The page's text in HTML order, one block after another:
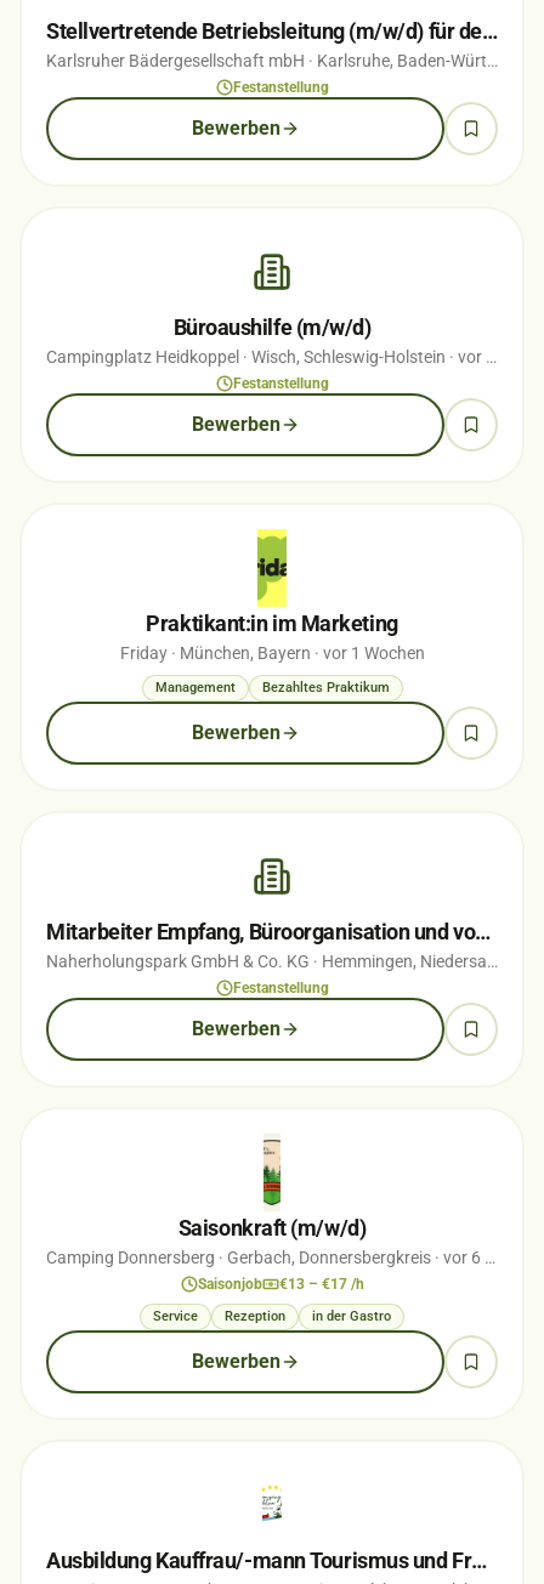
Stellvertretende Betriebsleitung (m/w/d) für den Campingplatz Durlach
Karlsruher Bädergesellschaft mbH · Karlsruhe, Baden-Württemberg
Festanstellung
Bewerben
Büroaushilfe (m/w/d)
Campingplatz Heidkoppel · Wisch, Schleswig-Holstein · vor 1 Wochen
Festanstellung
Bewerben
Praktikant:in im Marketing
Friday· München, Bayern · vor 1 Wochen
Management Bezahltes Praktikum
Bewerben
Mitarbeiter Empfang, Büroorganisation und vorbereitende Buchhaltung (m/w/d)
Naherholungspark GmbH & Co. KG · Hemmingen, Niedersachsen
Festanstellung
Bewerben
Saisonkraft (m/w/d)
Camping Donnersberg · Gerbach, Donnersbergkreis · vor 6 Monaten
Saisonjob €13 – €17 /h
Service Rezeption in der Gastro
Bewerben
Ausbildung Kauffrau/-mann Tourismus und Freizeit